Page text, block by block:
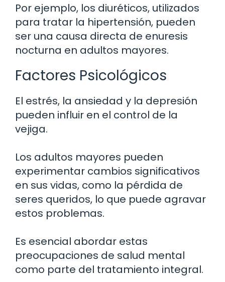
Por ejemplo, los diuréticos, utilizados
para tratar la hipertensión, pueden
ser una causa directa de enuresis
nocturna en adultos mayores.
Factores Psicológicos
El estrés, la ansiedad y la depresión
pueden influir en el control de la
vejiga.
Los adultos mayores pueden
experimentar cambios significativos
en sus vidas, como la pérdida de
seres queridos, lo que puede agravar
estos problemas.
Es esencial abordar estas
preocupaciones de salud mental
como parte del tratamiento integral.